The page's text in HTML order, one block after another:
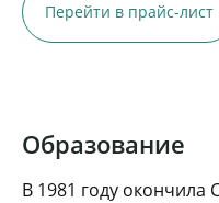
Перейти в прайс-лист
Образование
В 1981 году окончила